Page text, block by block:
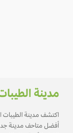
مدينة الطيبات
اكتشف مدينة الطيبات
أفضل متاحف مدينة